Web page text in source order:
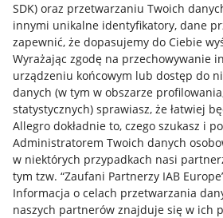
SDK) oraz przetwarzaniu Twoich
innymi unikalne identyfikatory, dane
zapewnić, że dopasujemy do Ciebie
Wyrażając zgodę na przechowywanie
urządzeniu końcowym lub dostęp do
danych (w tym w obszarze
statystycznych) sprawiasz, że łatwiej
Allegro dokładnie to, czego szukasz i
Administratorem Twoich danych
w niektórych przypadkach nasi
tym tzw. “Zaufani Partnerzy IAB
Informacja o celach przetwarzania
naszych partnerów znajduje się w ich
Przydatne informacje